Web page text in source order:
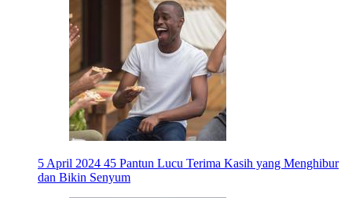
5 April 2024 45 Pantun Lucu Terima Kasih yang Menghibur
dan Bikin Senyum